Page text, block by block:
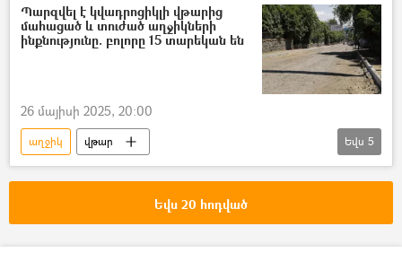
Պարզվել է կվադրոցիկլի վթարից
մահացած և տուժած աղջիկների
ինքնությունը. բոլորը 15 տարեկան են
26 մայիսի 2025, 20:00
աղջիկ
վթար
Վթար, պատահար, սպանություն, գողություն
վարորդ
Եվս 5
Եվս 20 հոդված